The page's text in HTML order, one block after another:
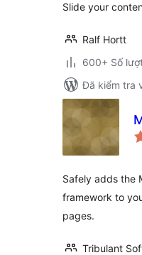
Slide your
Ralf Hortt
600+ Số
Đã kiểm tra
Safely adds the
framework to
pages.
Tribulant